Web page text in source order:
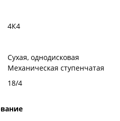
4К4
Сухая, однодисковая
Механическая ступенчатая
18/4